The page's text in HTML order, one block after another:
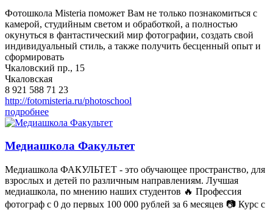
Фотошкола Misteria поможет Вам не только познакомиться с
камерой, студийным светом и обработкой, а полностью
окунуться в фантастический мир фотографии, создать свой
индивидуальный стиль, а также получить бесценный опыт и
сформировать
Чкаловский пр., 15
Чкаловская
8 921 588 71 23
http://fotomisteria.ru/photoschool
подробнее
Медиашкола Факультет
Медиашкола ФАКУЛЬТЕТ - это обучающее пространство, для
взрослых и детей по различным направлениям. Лучшая
медиашкола, по мнению наших студентов 🔥 Профессия
фотограф с 0 до первых 100 000 рублей за 6 месяцев 📷 Курс с